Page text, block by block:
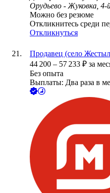
Орудьево - Жуковка, 4-
Можно без резюме
Откликнитесь среди
Откликнуться
Продавец (село
44 200 – 57 233 ₽ за
Без опыта
Выплаты: Два раза в